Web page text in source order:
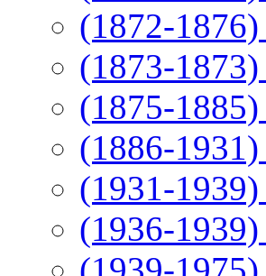
(1872-
(1873-
(1875-
(1886-
(1931-
(1936-